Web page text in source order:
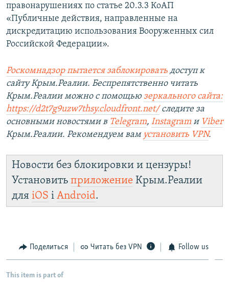
правонарушениях по статье 20.3.3 КоАП
«Публичные действия, направленные на
дискредитацию использования Вооруженных сил
Российской Федерации».
Роскомнадзор пытается заблокировать доступ к
сайту Крым.Реалии. Беспрепятственно читать
Крым.Реалии можно с помощью зеркального сайта:
https://d2t7g9uzw7thsy.cloudfront.net/следите за
основными новостями в Telegram, Instagram и Viber
Крым.Реалии. Рекомендуем вам установить VPN.
Новости без блокировки и цензуры!
Установить приложение Крым.Реалии
для iOS і Android.
Поделиться Читать без VPN Follow us
This item is part of